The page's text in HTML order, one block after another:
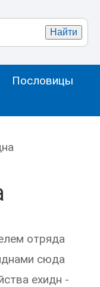
Пословицы
отряда
сюда
ехидн -